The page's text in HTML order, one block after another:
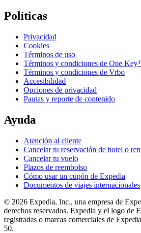
Políticas
Privacidad
Cookies
Términos de uso
Términos y condiciones de One
Términos y condiciones de Vrbo
Accesibilidad
Opciones de privacidad
Pautas y reporte de contenido
Ayuda
Atención al cliente
Cancelar tu reservación de hotel o
Cancelar tu vuelo
Plazos de reembolso
Cómo usar un cupón de Expedia
Documentos de viajes internacionales
© 2026 Expedia, Inc., una empresa de
derechos reservados. Expedia y el logo de
registradas o marcas comerciales de
50.